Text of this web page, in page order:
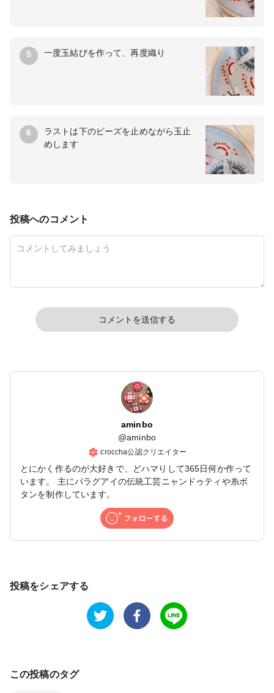
5 一度玉結びを作って、再度織り
6
ラストは下のビーズを止めながら玉止
めします
投稿へのコメント
コメントを送信する
aminbo
@aminbo
croccha公認クリエイター
とにかく作るのが大好きで、どハマりして365日何か作って
います。 主にパラグアイの伝統工芸ニャンドゥティや糸ボ
タンを制作しています。
投稿をシェアする
この投稿のタグ